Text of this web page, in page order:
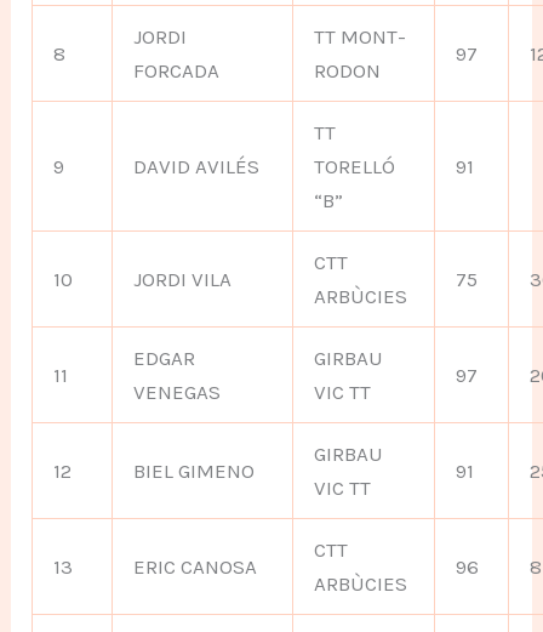
8
JORDI
FORCADA
TT MONT-
RODON
97
9 DAVID AVILÉS
TT
TORELLÓ
“B”
91
10 JORDI VILA
CTT
ARBÙCIES
75
11
EDGAR
VENEGAS
GIRBAU
VIC TT
97
12 BIEL GIMENO
GIRBAU
VIC TT
91
13 ERIC CANOSA
CTT
ARBÙCIES
96 8